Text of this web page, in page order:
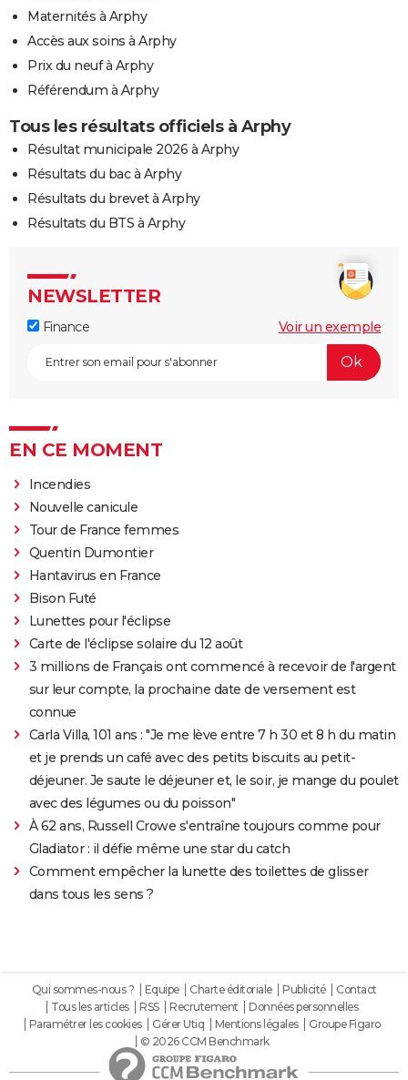
Maternités à Arphy
Accès aux soins à Arphy
Prix du neuf à Arphy
Référendum à Arphy
Tous les résultats officiels à Arphy
Résultat municipale 2026 à Arphy
Résultats du bac à Arphy
Résultats du brevet à Arphy
Résultats du BTS à Arphy
NEWSLETTER
Finance Voir un exemple
EN CE MOMENT
Incendies
Nouvelle canicule
Tour de France femmes
Quentin Dumontier
Hantavirus en France
Bison Futé
Lunettes pour l'éclipse
Carte de l'éclipse solaire du 12 août
3 millions de Français ont commencé à recevoir de l'argent
sur leur compte, la prochaine date de versement est
connue
Carla Villa, 101 ans : "Je me lève entre 7 h 30 et 8 h du matin
et je prends un café avec des petits biscuits au petit-
déjeuner. Je saute le déjeuner et, le soir, je mange du poulet
avec des légumes ou du poisson"
À 62 ans, Russell Crowe s'entraîne toujours comme pour
Gladiator : il défie même une star du catch
Comment empêcher la lunette des toilettes de glisser
dans tous les sens ?
Qui sommes-nous ? Equipe Charte éditoriale Publicité
Contact
Tous les articles
RSS Recrutement
Données personnelles
Paramétrer les cookies
Gérer Utiq Mentions légales
Groupe Figaro
© 2026 CCM Benchmark